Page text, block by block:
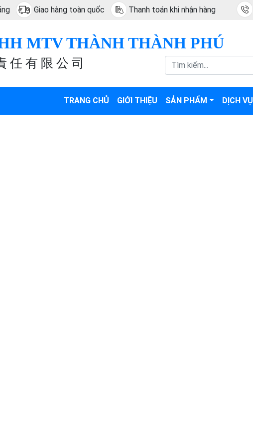
Giao hàng toàn quốc Thanh toán khi nhận hàng
MTV THÀNH THÀNH PHÚ
任 有 限 公 司
TRANG CHỦ GIỚI THIỆU SẢN PHẨM DỊCH VỤ